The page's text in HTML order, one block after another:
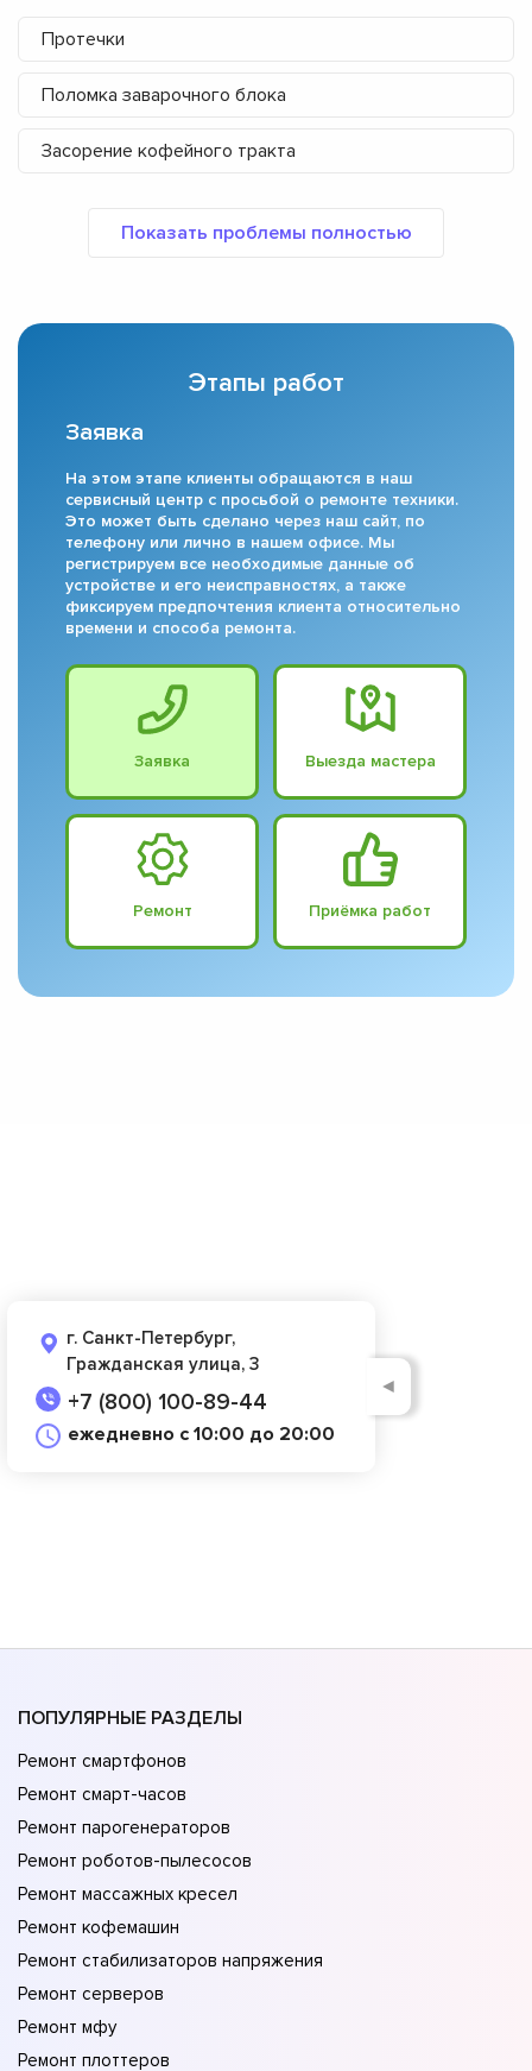
Протечки
Поломка заварочного блока
Засорение кофейного тракта
Этапы работ
Заявка
На этом этапе клиенты обращаются в наш
сервисный центр с просьбой о ремонте техники.
Это может быть сделано через наш сайт, по
телефону или лично в нашем офисе. Мы
регистрируем все необходимые данные об
устройстве и его неисправностях, а также
фиксируем предпочтения клиента относительно
времени и способа ремонта.
Заявка Выезда мастера
Ремонт Приёмка работ
г. Санкт-Петербург,
Гражданская улица, 3
+7 (800) 100-89-44
ежедневно с 10:00 до 20:00
◄
ПОПУЛЯРНЫЕ РАЗДЕЛЫ
Ремонт смартфонов
Ремонт смарт-часов
Ремонт парогенераторов
Ремонт роботов-пылесосов
Ремонт массажных кресел
Ремонт кофемашин
Ремонт стабилизаторов напряжения
Ремонт серверов
Ремонт мфу
Ремонт плоттеров